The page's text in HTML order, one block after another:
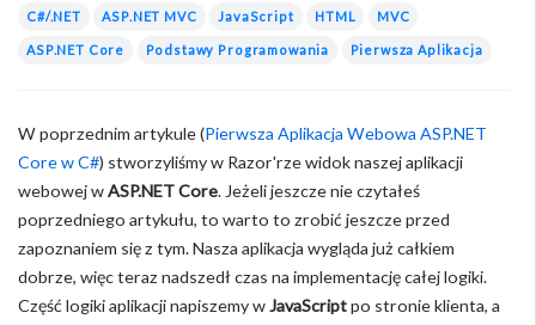
C#/.NET ASP.NET MVC JavaScript HTML MVC
ASP.NET Core Podstawy Programowania Pierwsza Aplikacja
W poprzednim artykule (Pierwsza Aplikacja Webowa ASP.NET
Core w C#) stworzyliśmy w Razor'rze widok naszej aplikacji
webowej wASP.NET Core. Jeżeli jeszcze nie czytałeś
poprzedniego artykułu, to warto to zrobić jeszcze przed
zapoznaniem się z tym. Nasza aplikacja wygląda już całkiem
dobrze, więc teraz nadszedł czas na implementację całej logiki.
Część logiki aplikacji napiszemy wJavaScriptpo stronie klienta, a